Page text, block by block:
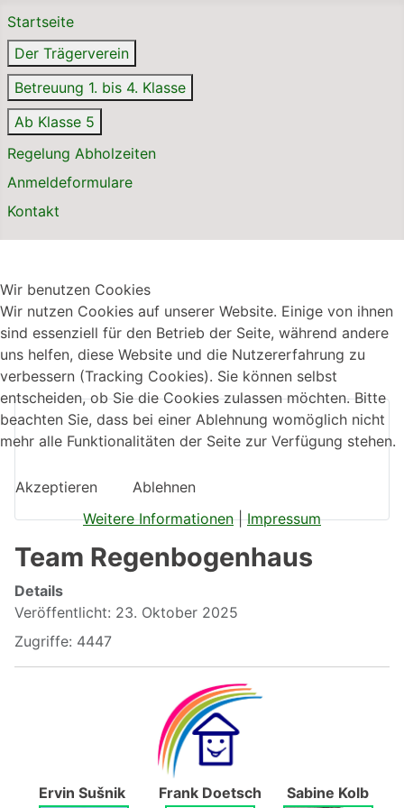
Startseite
Der Trägerverein
Betreuung 1. bis 4. Klasse
Ab Klasse 5
Regelung Abholzeiten
Anmeldeformulare
Kontakt
Team Regenbogenhaus
Details
Veröffentlicht: 23. Oktober 2025
Zugriffe: 4447
Ervin Sušnik Frank Doetsch Sabine Kolb
Wir benutzen Cookies
Wir nutzen Cookies auf unserer Website. Einige von ihnen
sind essenziell für den Betrieb der Seite, während andere
uns helfen, diese Website und die Nutzererfahrung zu
verbessern (Tracking Cookies). Sie können selbst
entscheiden, ob Sie die Cookies zulassen möchten. Bitte
beachten Sie, dass bei einer Ablehnung womöglich nicht
mehr alle Funktionalitäten der Seite zur Verfügung stehen.
Akzeptieren
Ablehnen
Weitere Informationen|Impressum